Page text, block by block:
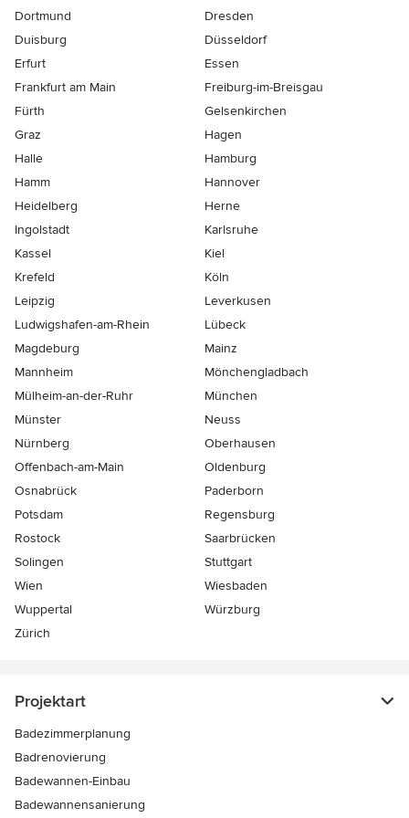
Dortmund
Dresden
Duisburg
Düsseldorf
Erfurt
Essen
Frankfurt am Main
Freiburg-im-Breisgau
Fürth
Gelsenkirchen
Graz
Hagen
Halle
Hamburg
Hamm
Hannover
Heidelberg
Herne
Ingolstadt
Karlsruhe
Kassel
Kiel
Krefeld
Köln
Leipzig
Leverkusen
Ludwigshafen-am-Rhein
Lübeck
Magdeburg
Mainz
Mannheim
Mönchen­gladbach
Mülheim-an-der-Ruhr
München
Münster
Neuss
Nürnberg
Oberhausen
Offenbach-am-Main
Oldenburg
Osnabrück
Paderborn
Potsdam
Regensburg
Rostock
Saarbrücken
Solingen
Stuttgart
Wien
Wiesbaden
Wuppertal
Würzburg
Zürich
Projektart
Badezimmerplanung
Badrenovierung
Badewannen-Einbau
Badewannensanierung